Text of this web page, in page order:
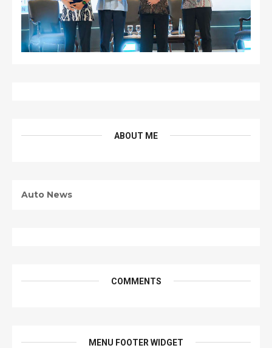
ABOUT ME
Auto News
COMMENTS
MENU FOOTER WIDGET